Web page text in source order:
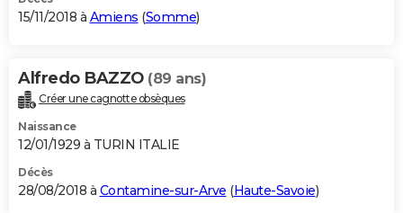
15/11/2018 à Amiens (Somme)
Alfredo BAZZO (89 ans)
Créer une cagnotte obsèques
Naissance
12/01/1929 à TURIN ITALIE
Décès
28/08/2018 à Contamine-sur-Arve (Haute-Savoie)